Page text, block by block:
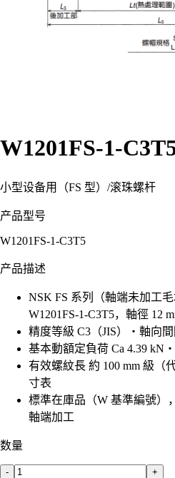
W1201FS-1-
小型设备用（FS 型） /滚珠螺杆
产品型号
W1201FS-1-C3T5
产品描述
NSK FS 系列（軸端未加工
W1201FS-1-C3T5，軸徑 12
精度等級 C3（JIS）・軸向
基本動額定負荷 Ca 4.39 kN
有效螺紋長 約 100 mm 級（
寸表
標準在庫品（W 基準編號）
軸端加工
数量
-
+